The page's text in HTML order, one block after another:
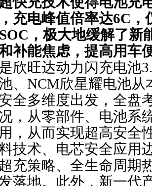
充电峰值倍率达6C
，极大地缓解了新
补能焦虑，提高用车
欣旺达动力闪充电池
、NCM欣星耀电池从
全多维度出发，全盘
，从零部件、电池系
，从而实现超高安全
技术、电芯安全应用
充策略、全生命周期
落地。此外，新一代